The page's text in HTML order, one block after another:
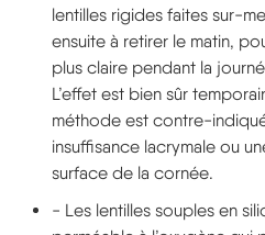
lentilles rigides faites sur-
ensuite à retirer le matin,
plus claire pendant la
L’effet est bien sûr
méthode est contre-
insuffisance lacrymale ou
surface de la cornée.
- Les lentilles souples en